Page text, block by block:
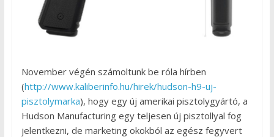
November végén számoltunk be róla hírben
(http://www.kaliberinfo.hu/hirek/hudson-h9-uj-
pisztolymarka), hogy egy új amerikai pisztolygyártó, a
Hudson Manufacturing egy teljesen új pisztollyal fog
jelentkezni, de marketing okokból az egész fegyvert